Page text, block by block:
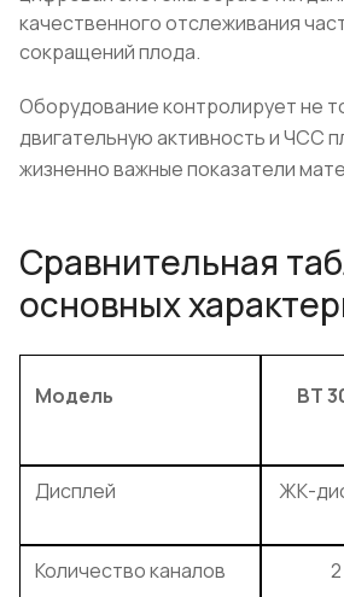
качественного отслеживания
сокращений плода.
Оборудование контролирует не
двигательную активность и ЧСС
жизненно важные показатели
Сравнительная
основных
Модель BT
Дисплей ЖК-
Количество каналов 2